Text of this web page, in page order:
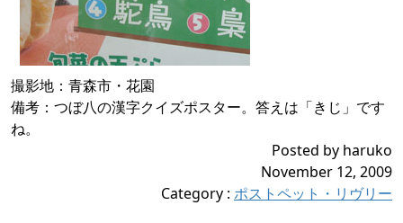
撮影地：青森市・花園
備考：つぼ八の漢字クイズポスター。答えは「きじ」です
ね。
Posted by haruko
November 12, 2009
Category : ポストペット・リヴリー